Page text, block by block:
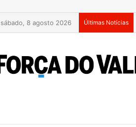
sábado, 8 agosto 2026 Últimas Notícias